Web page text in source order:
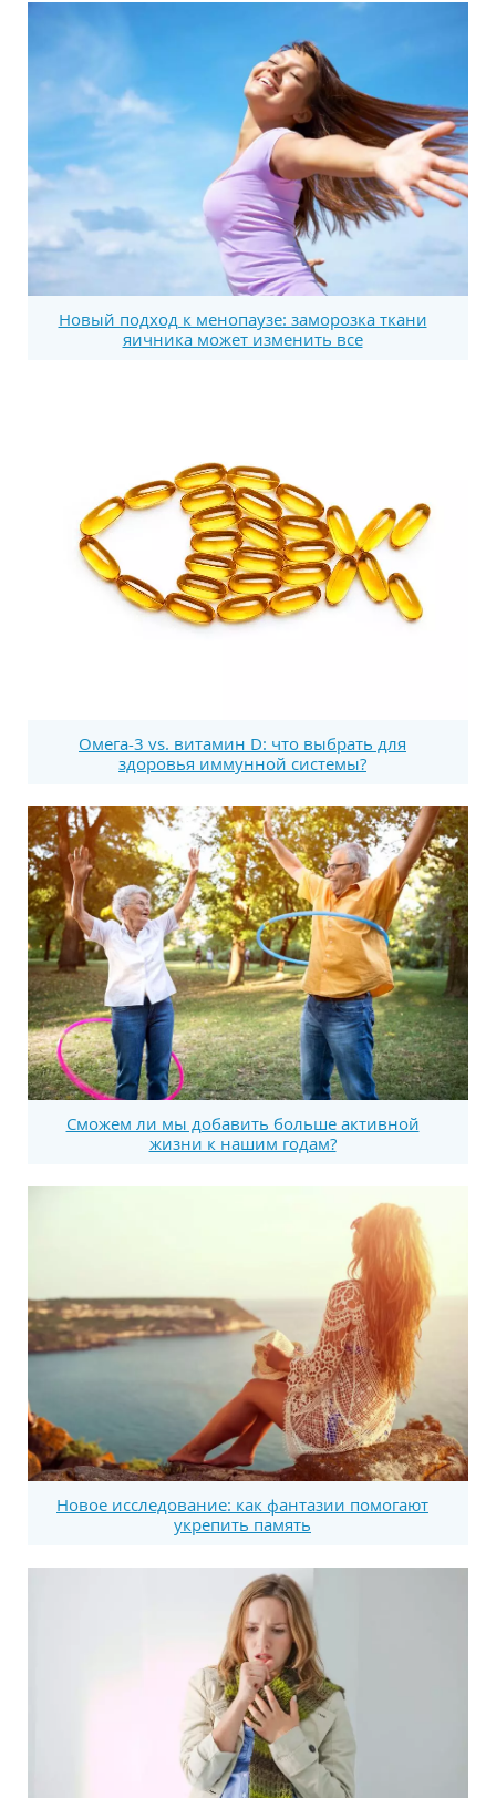
Новый подход к менопаузе: заморозка ткани
яичника может изменить все
Омега-3 vs. витамин D: что выбрать для
здоровья иммунной системы?
Сможем ли мы добавить больше активной
жизни к нашим годам?
Новое исследование: как фантазии помогают
укрепить память